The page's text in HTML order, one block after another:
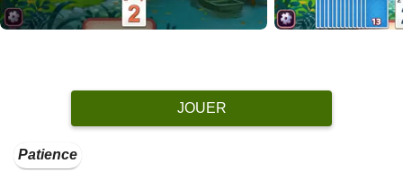
JOUER
Patience